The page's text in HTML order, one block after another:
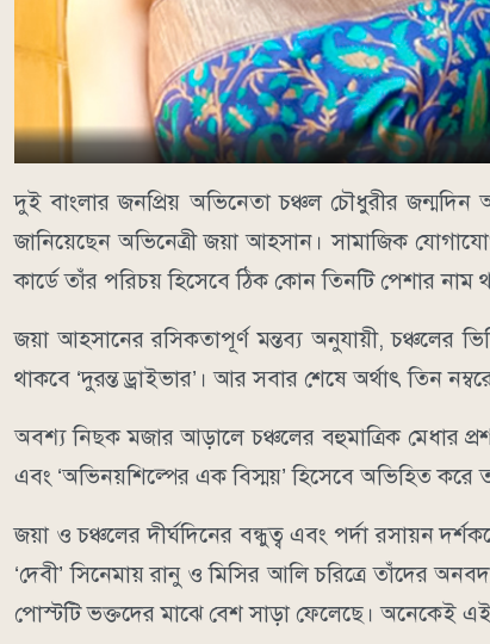
দুই বাংলার জনপ্রিয় অভিনেতা চঞ্চল চৌধুরীর জন্মদিন
জানিয়েছেন অভিনেত্রী জয়া আহসান। সামাজিক
কার্ডে তাঁর পরিচয় হিসেবে ঠিক কোন তিনটি পেশার নাম
জয়া আহসানের রসিকতাপূর্ণ মন্তব্য অনুযায়ী, চঞ্চলের
থাকবে ‘দুরন্ত ড্রাইভার’। আর সবার শেষে অর্থাৎ তিন
অবশ্য নিছক মজার আড়ালে চঞ্চলের বহুমাত্রিক মেধার
এবং ‘অভিনয়শিল্পের এক বিস্ময়’ হিসেবে অভিহিত করে
জয়া ও চঞ্চলের দীর্ঘদিনের বন্ধুত্ব এবং পর্দা রসায়ন
‘দেবী’ সিনেমায় রানু ও মিসির আলি চরিত্রে
পোস্টটি ভক্তদের মাঝে বেশ সাড়া ফেলেছে। অনেকেই